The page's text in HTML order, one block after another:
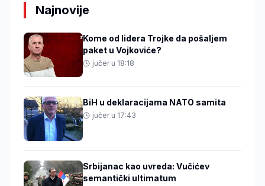
Najnovije
Kome od lidera Trojke da pošaljem
paket u Vojkoviće?
jučer u 18:18
BiH u deklaracijama NATO samita
jučer u 17:43
Srbijanac kao uvreda: Vučićev
semantički ultimatum